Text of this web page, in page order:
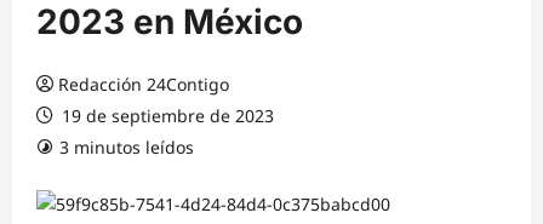
2023 en México
Redacción 24Contigo
19 de septiembre de 2023
3 minutos leídos